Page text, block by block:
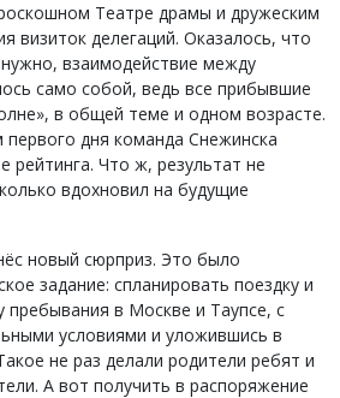
Театре драмы и дружеским
визиток делегаций. Оказалось, что
взаимодействие между
само собой, ведь все прибывшие
в общей теме и одном возрасте.
дня команда Снежинска
рейтинга. Что ж, результат не
вдохновил на будущие
новый сюрприз. Это было
задание: спланировать поездку и
пребывания в Москве и Таупсе, с
условиями и уложившись в
не раз делали родители ребят и
А вот получить в распоряжение